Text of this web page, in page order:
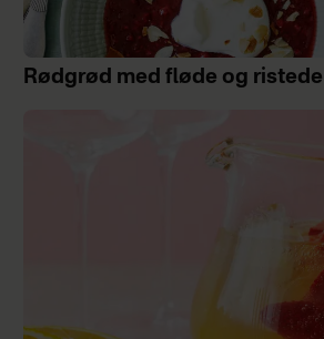
Rødgrød med fløde og